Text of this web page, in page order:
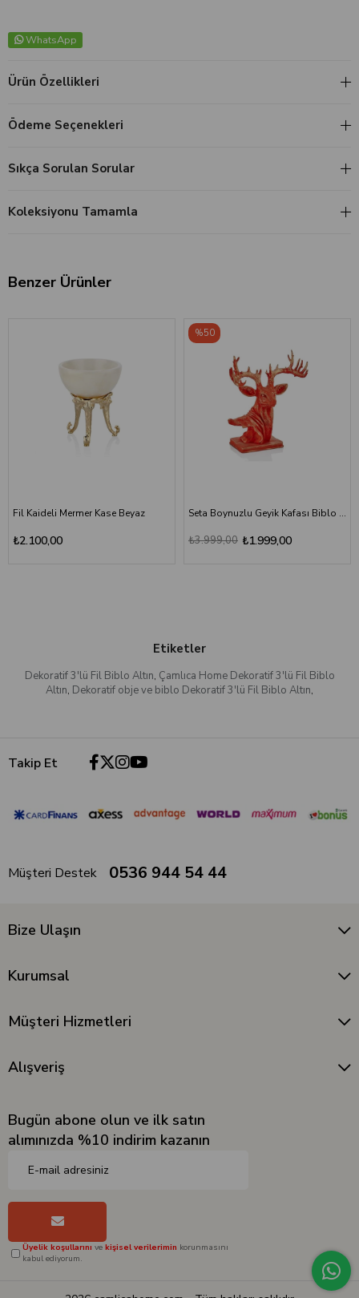
WhatsApp
Ürün Özellikleri
Ödeme Seçenekleri
Sıkça Sorulan Sorular
Koleksiyonu Tamamla
Benzer Ürünler
Fil Kaideli Mermer Kase Beyaz
₺2.100,00
Seta Boynuzlu Geyik Kafası Biblo Kırmızı
₺1.999,00
₺3.999,00
%50
Etiketler
Dekoratif 3'lü Fil Biblo Altın, Çamlıca Home Dekoratif 3'lü Fil Biblo
Altın, Dekoratif obje ve biblo Dekoratif 3'lü Fil Biblo Altın,
Takip Et
Müşteri Destek 0536 944 54 44
Bize Ulaşın
Kurumsal
Müşteri Hizmetleri
Alışveriş
Bugün abone olun ve ilk satın
alımınızda %10 indirim kazanın
Üyelik koşullarını ve kişisel verilerimin korunmasını
kabul ediyorum.